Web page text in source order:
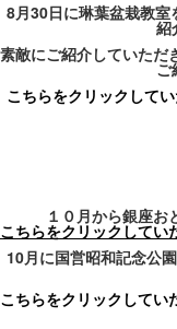
8月30日に琳葉盆栽教室
紹
素敵にご紹介していただ
ご
こちらをクリックして
１０月から銀座お
こちらをクリックしてい
10月に国営昭和記念公
こちらをクリックしてい